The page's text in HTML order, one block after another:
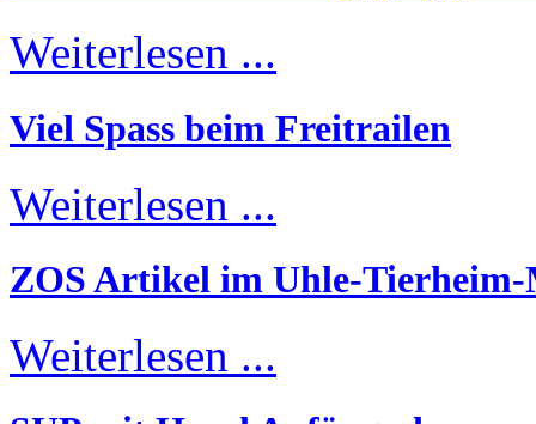
Weiterlesen ...
Viel Spass beim Freitrailen
Weiterlesen ...
ZOS Artikel im Uhle-Tierheim-
Weiterlesen ...